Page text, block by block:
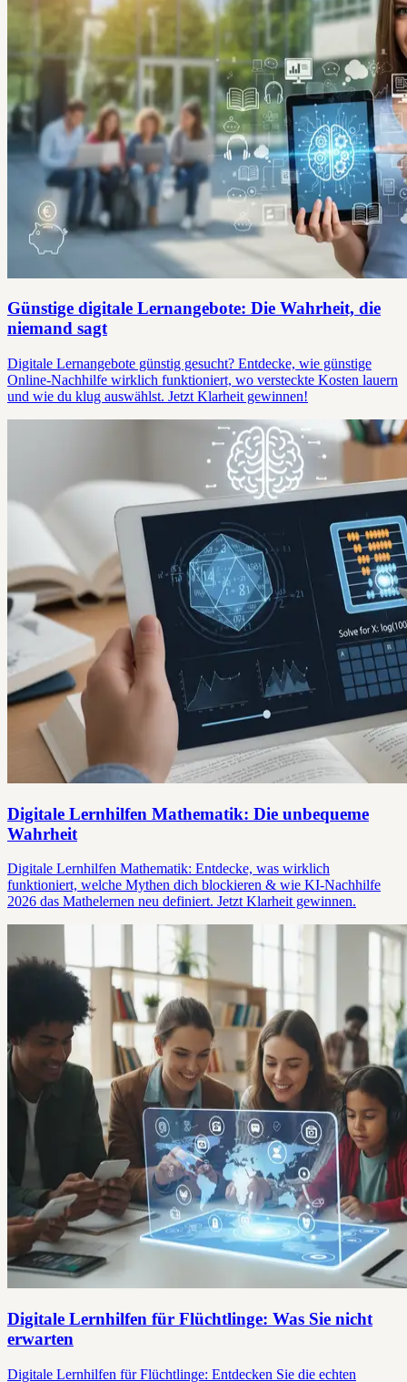
Günstige digitale Lernangebote: Die Wahrheit, die
niemand sagt
Digitale Lernangebote günstig gesucht? Entdecke, wie günstige
Online-Nachhilfe wirklich funktioniert, wo versteckte Kosten lauern
und wie du klug auswählst. Jetzt Klarheit gewinnen!
Digitale Lernhilfen Mathematik: Die unbequeme
Wahrheit
Digitale Lernhilfen Mathematik: Entdecke, was wirklich
funktioniert, welche Mythen dich blockieren & wie KI-Nachhilfe
2026 das Mathelernen neu definiert. Jetzt Klarheit gewinnen.
Digitale Lernhilfen für Flüchtlinge: Was Sie nicht
erwarten
Digitale Lernhilfen für Flüchtlinge: Entdecken Sie die echten